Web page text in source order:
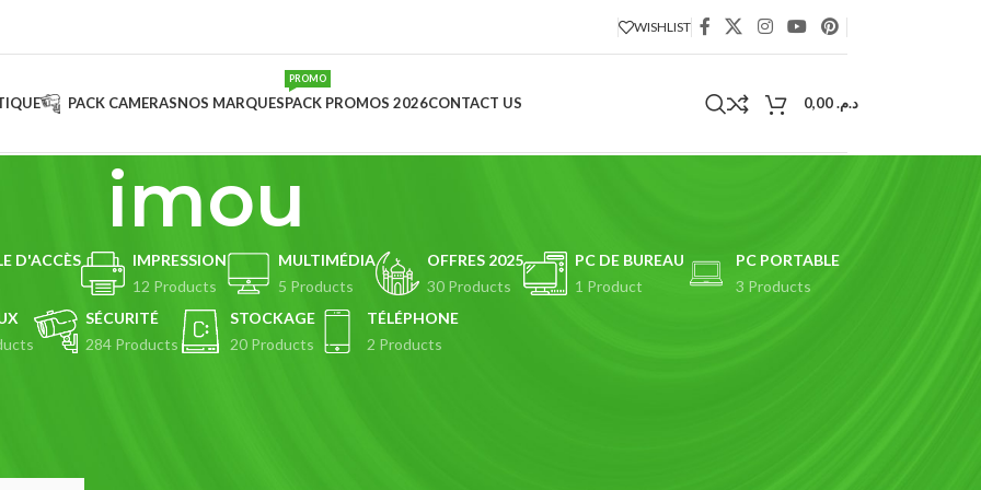
WISHLIST
PACK CAMERASNOS MARQUESPACK PROMOS 2026
PROMO
CONTACT US د.م.
imou
D'ACCÈS
IMPRESSION
12 Products
MULTIMÉDIA
5 Products
OFFRES 2025
30 Products
PC DE BUREAU
1 Product
PC PORTABLE
3 Products
SÉCURITÉ
284 Products
STOCKAGE
20 Products
TÉLÉPHONE
2 Products